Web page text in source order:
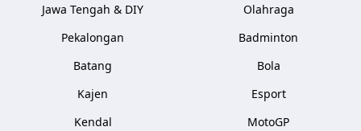
Jawa Tengah & DIY
Pekalongan
Batang
Kajen
Kendal
Olahraga
Badminton
Bola
Esport
MotoGP